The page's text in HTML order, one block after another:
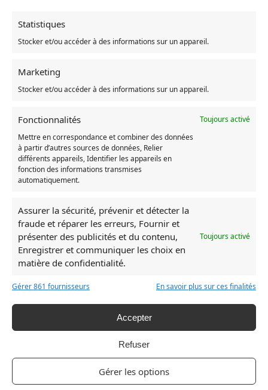
Statistiques
Stocker et/ou accéder à des informations sur un appareil.
Marketing
Stocker et/ou accéder à des informations sur un appareil.
Fonctionnalités
Toujours activé
Mettre en correspondance et combiner des données
à partir d’autres sources de données, Relier
différents appareils, Identifier les appareils en
fonction des informations transmises
automatiquement.
Assurer la sécurité, prévenir et détecter la
fraude et réparer les erreurs, Fournir et
présenter des publicités et du contenu,
Enregistrer et communiquer les choix en
matière de confidentialité.
Toujours activé
Gérer 861 fournisseurs En savoir plus sur ces finalités
Accepter
Refuser
Gérer les options
5XL : longueur = 88cm, largeur = 76cm, pour 190/205 cm
6XL: longueur = 90cm, largeur = 80cm, pour 190/205 cm
UGS : 7331375087874-t-shirt-tombeau-des-lucioles-manga
Catégorie : Le Tombeau des lucioles
Produits similaires